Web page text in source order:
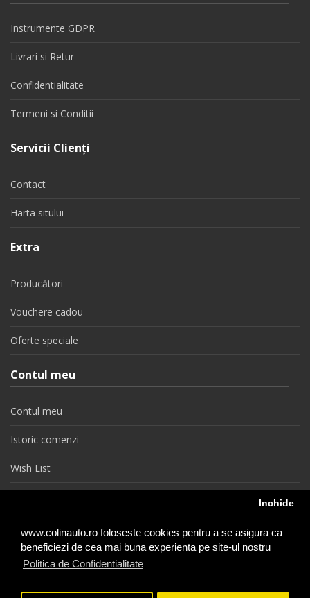
www.colinauto.ro foloseste cookies pentru a se asigura ca
beneficiezi de cea mai buna experienta pe site-ul nostru
Politica de Confidentialitate
Inchide
Instrumente GDPR
Livrari si Retur
Confidentialitate
Termeni si Conditii
Servicii Clienţi
Contact
Harta sitului
Extra
Producători
Vouchere cadou
Oferte speciale
Contul meu
Contul meu
Istoric comenzi
Wish List